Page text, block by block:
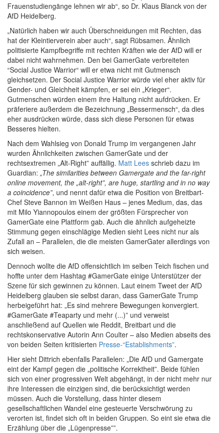
Frauenstudiengänge lehnen wir ab“, so Dr. Klaus Blanck von der
AfD Heidelberg.
„Natürlich haben wir auch Überschneidungen mit Rechten, das
hat der Kleintierverein aber auch“, sagt Rübsamen. Ähnlich
politisierte Kampfbegriffe mit rechten Kräften wie der AfD will er
dabei nicht wahrnehmen. Den bei GamerGate verbreiteten
“Social Justice Warrior“ will er etwa nicht mit Gutmensch
gleichsetzen. Der Social Justice Warrior würde viel eher aktiv für
Gender- und Gleichheit kämpfen, er sei ein „Krieger“.
Gutmenschen würden einem ihre Haltung nicht aufdrücken. Er
präferiere außerdem die Bezeichnung „Bessermensch“, da dies
eher ausdrücken würde, dass sich diese Personen für etwas
Besseres hielten.
Nach dem Wahlsieg von Donald Trump im vergangenen Jahr
wurden Ähnlichkeiten zwischen GamerGate und der
rechtsextremen „Alt-Right” auffällig. Matt Lees schrieb dazu im
Guardian: „The similarities between Gamergate and the far-right
online movement, the „alt-right”, are huge, startling and in no way
a coincidence”, und nennt dafür etwa die Position von Breitbart-
Chef Steve Bannon im Weißen Haus – jenes Medium, das, das
mit Milo Yiannopoulos einem der größten Fürsprecher von
GamerGate eine Plattform gab. Auch die ähnlich aufgeheizte
Stimmung gegen einschlägige Medien sieht Lees nicht nur als
Zufall an – Parallelen, die die meisten GamerGater allerdings von
sich weisen.
Dennoch wollte die AfD offensichtlich im selben Teich fischen und
hoffte unter dem Hashtag #GamerGate einige Unterstützer der
Szene für sich gewinnen zu können. Laut einem Tweet der AfD
Heidelberg glauben sie selbst daran, dass GamerGate Trump
herbeigeführt hat: „Es sind mehrere Bewegungen konvergiert.
#GamerGate #Teaparty und mehr (...)” und verweist
anschließend auf Quellen wie Reddit, Breitbart und die
rechtskonservative Autorin Ann Coulter – also Medien abseits des
von beiden Seiten kritisierten Presse-“Establishments”.
Hier sieht Dittrich ebenfalls Parallelen: „Die AfD und Gamergate
eint der Kampf gegen die „politische Korrektheit”. Beide fühlen
sich von einer progressiven Welt abgehängt, in der nicht mehr nur
ihre Interessen die einzigen sind, die berücksichtigt werden
müssen. Auch die Vorstellung, dass hinter diesem
gesellschaftlichen Wandel eine gesteuerte Verschwörung zu
verorten ist, findet sich oft in beiden Gruppen. So eint sie etwa die
Erzählung über die „Lügenpresse””.